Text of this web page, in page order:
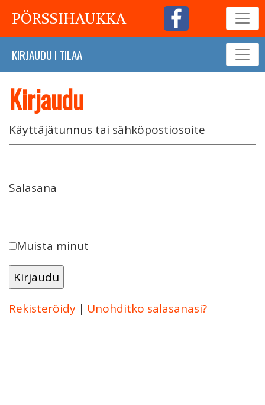
PÖRSSIHAUKKA
KIRJAUDU I TILAA
Kirjaudu
Käyttäjätunnus tai sähköpostiosoite
Salasana
Muista minut
Rekisteröidy | Unohditko salasanasi?